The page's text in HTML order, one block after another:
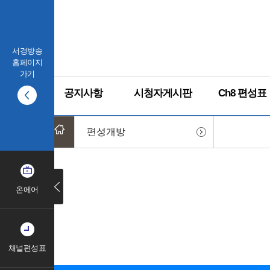
서경방송
홈페이지
가기
온에어
채널편성표
공지사항 시청자게시판 Ch8 편성표
편성개방